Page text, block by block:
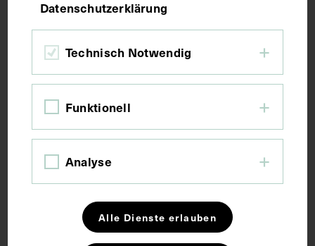
Bildmaß 16,3 x 13,9 cm
Bildmaß inkl. Untergrund 21,6 x 31,4 cm
Kurzbeschreibung
Auszug aus: Vie Medicale, 1936. Der
Zeitungsausschnitt ist aus einem Nachruf
entnommen.
Datenschutzerklärung
Technisch Notwendig
Funktionell
Analyse
Alle Dienste erlauben